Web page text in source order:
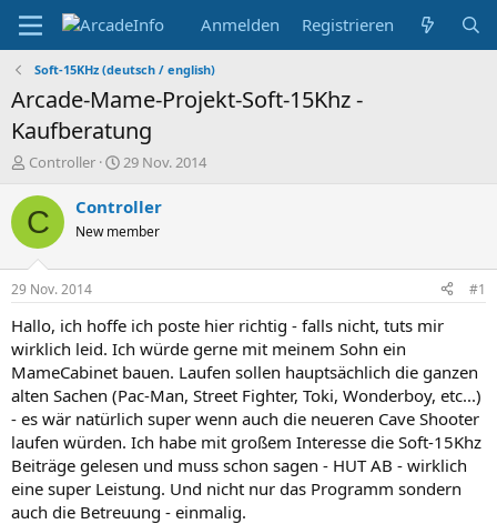
Anmelden Registrieren
Soft-15KHz (deutsch / english)
Arcade-Mame-Projekt-Soft-15Khz -
Kaufberatung
E
s
t
e
r
Controller
E
s
e
t
a
m
29 Nov. 2014
C Controller
New member
29 Nov. 2014 #1
Hallo, ich hoffe ich poste hier richtig - falls nicht, tuts mir
wirklich leid. Ich würde gerne mit meinem Sohn ein
MameCabinet bauen. Laufen sollen hauptsächlich die ganzen
alten Sachen (Pac-Man, Street Fighter, Toki, Wonderboy, etc...)
- es wär natürlich super wenn auch die neueren Cave Shooter
laufen würden. Ich habe mit großem Interesse die Soft-15Khz
Beiträge gelesen und muss schon sagen - HUT AB - wirklich
eine super Leistung. Und nicht nur das Programm sondern
auch die Betreuung - einmalig.